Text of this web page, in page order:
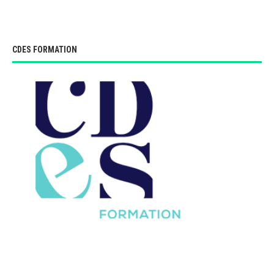
CDES FORMATION